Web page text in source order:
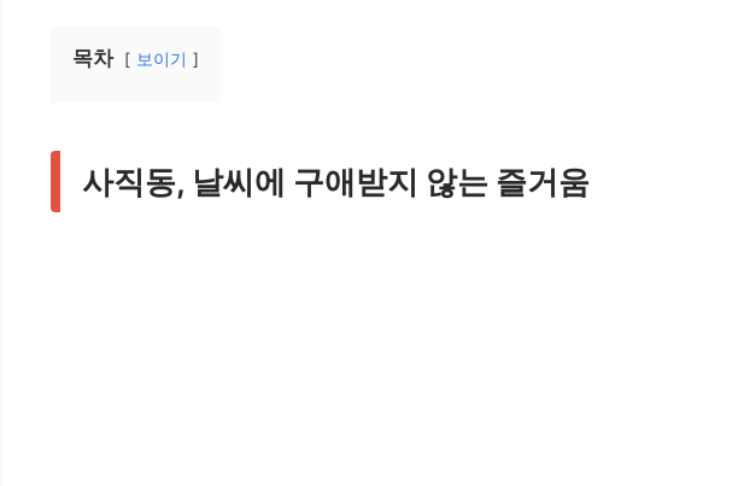
목차 보이기
사직동, 날씨에 구애받지 않는 즐거움